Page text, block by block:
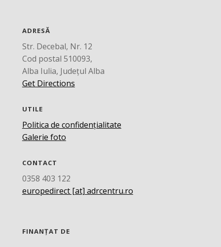
ADRESĂ
Str. Decebal, Nr. 12
Cod postal 510093,
Alba Iulia, Județul Alba
Get Directions
UTILE
Politica de confidențialitate
Galerie foto
CONTACT
0358 403 122
europedirect [at] adrcentru.ro
FINANȚAT DE